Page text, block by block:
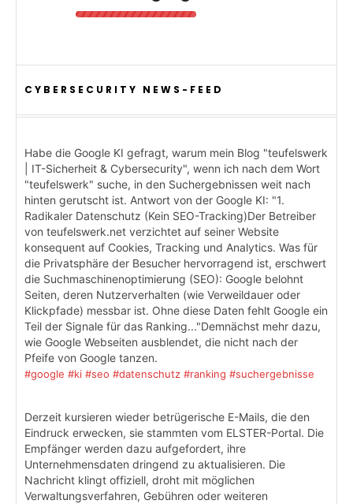
CYBERSECURITY NEWS-FEED
Habe die Google KI gefragt, warum mein Blog "teufelswerk
| IT-Sicherheit & Cybersecurity", wenn ich nach dem Wort
"teufelswerk" suche, in den Suchergebnissen weit nach
hinten gerutscht ist. Antwort von der Google KI: "1.
Radikaler Datenschutz (Kein SEO-Tracking)Der Betreiber
von teufelswerk.net verzichtet auf seiner Website
konsequent auf Cookies, Tracking und Analytics. Was für
die Privatsphäre der Besucher hervorragend ist, erschwert
die Suchmaschinenoptimierung (SEO): Google belohnt
Seiten, deren Nutzerverhalten (wie Verweildauer oder
Klickpfade) messbar ist. Ohne diese Daten fehlt Google ein
Teil der Signale für das Ranking..."Demnächst mehr dazu,
wie Google Webseiten ausblendet, die nicht nach der
Pfeife von Google tanzen.
#google #ki #seo #datenschutz #ranking #suchergebnisse
Derzeit kursieren wieder betrügerische E-Mails, die den
Eindruck erwecken, sie stammten vom ELSTER-Portal. Die
Empfänger werden dazu aufgefordert, ihre
Unternehmensdaten dringend zu aktualisieren. Die
Nachricht klingt offiziell, droht mit möglichen
Verwaltungsverfahren, Gebühren oder weiteren